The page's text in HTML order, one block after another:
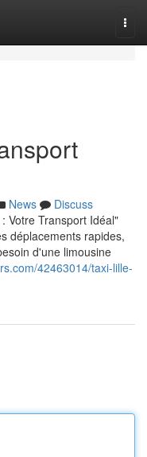
News
Discuss
Votre Transport Idéal"
déplacements rapides,
d'une limousine
42463014/taxi-lille-